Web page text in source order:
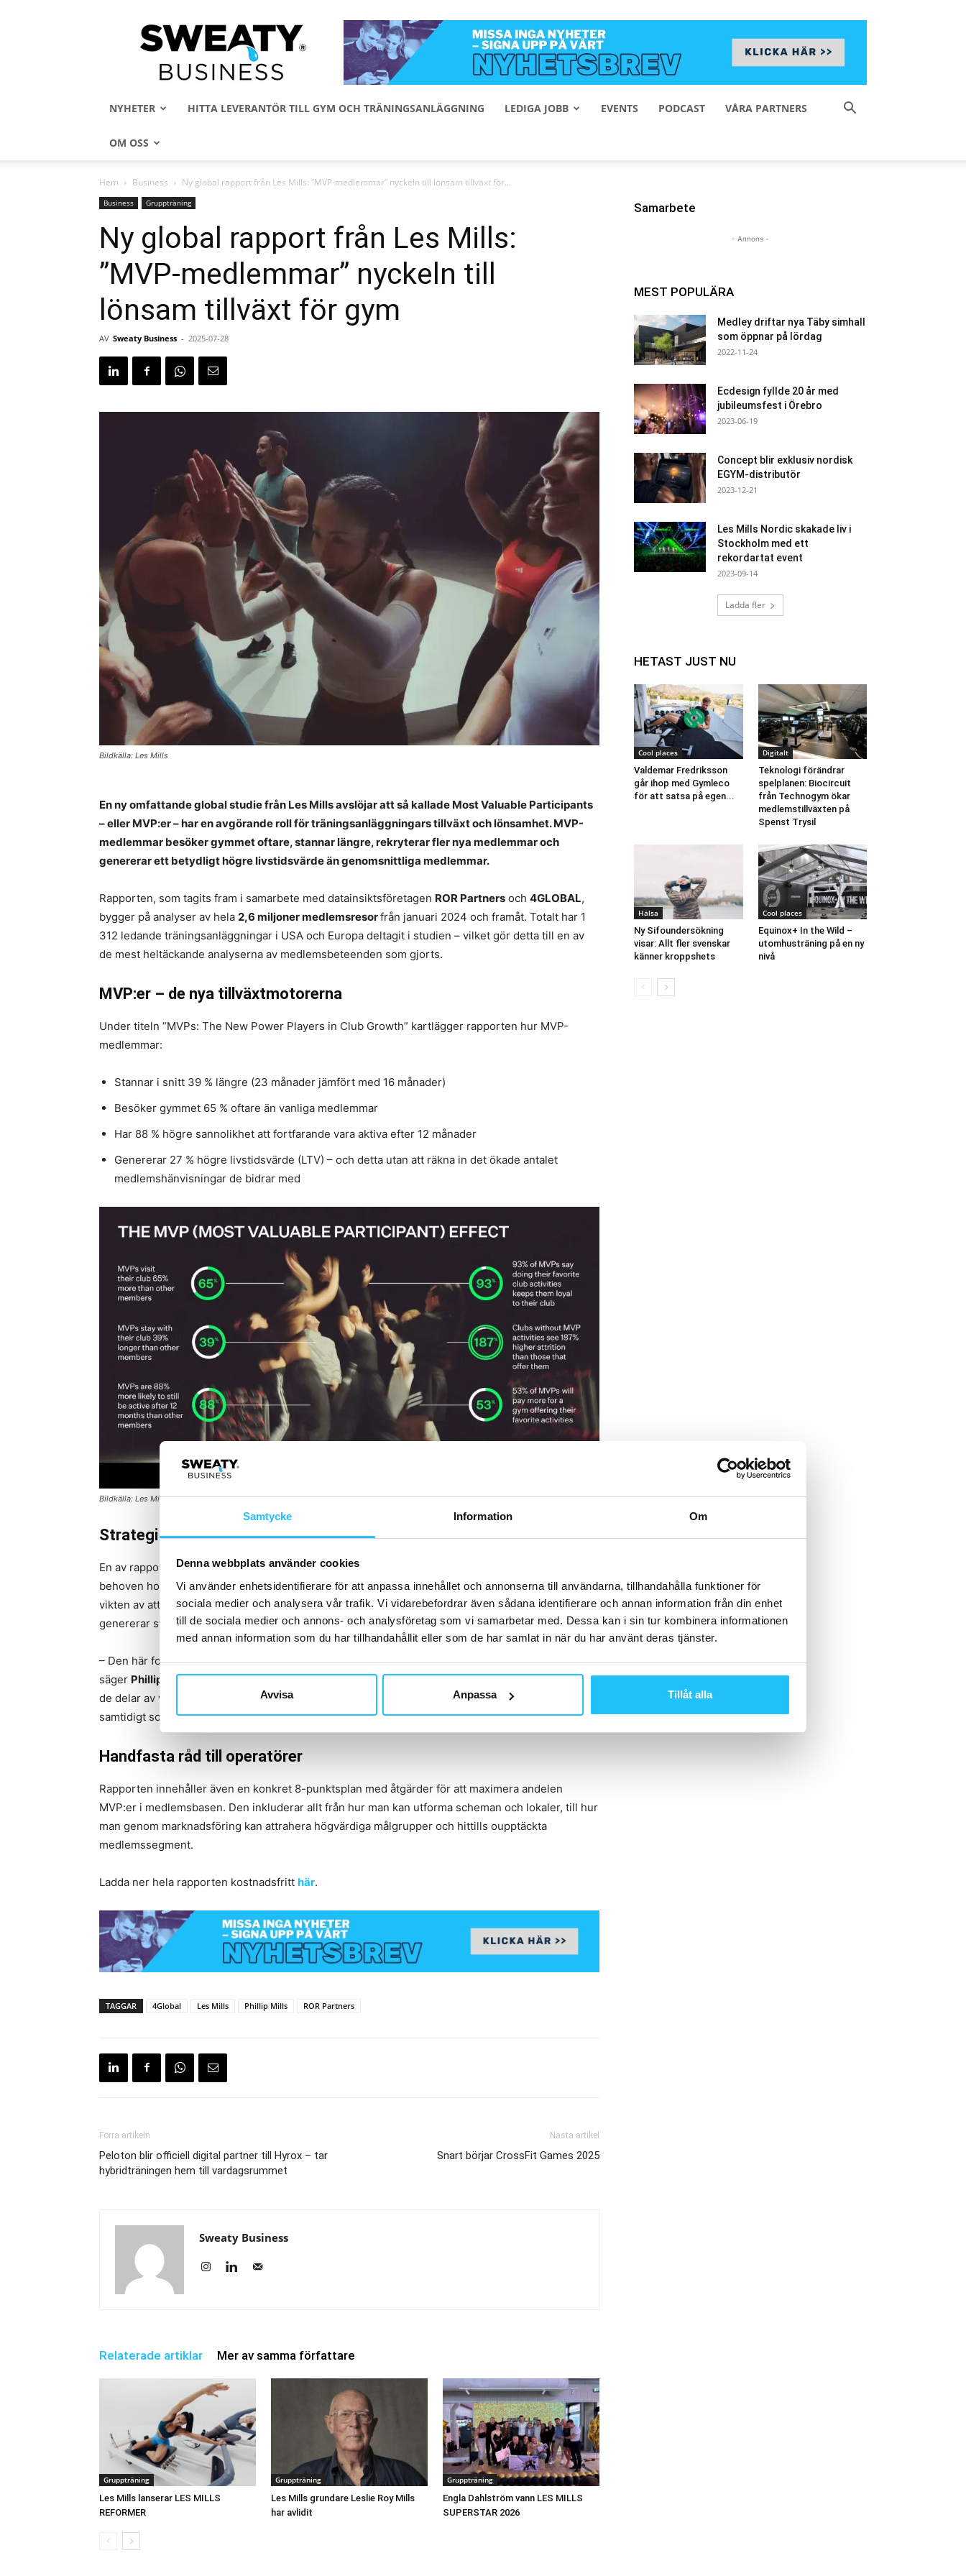
Samtycke Information Om
Denna webbplats använder cookies
Vi använder enhetsidentifierare för att anpassa innehållet och annonserna till användarna, tillhandahålla funktioner för
sociala medier och analysera vår trafik. Vi vidarebefordrar även sådana identifierare och annan information från din enhet
till de sociala medier och annons- och analysföretag som vi samarbetar med. Dessa kan i sin tur kombinera informationen
med annan information som du har tillhandahållit eller som de har samlat in när du har använt deras tjänster.
Avvisa Anpassa Tillåt alla
Sweaty
Business
NYHETER HITTA LEVERANTÖR TILL GYM OCH TRÄNINGSANLÄGGNING LEDIGA JOBB EVENTS PODCAST VÅRA PARTNERS
OM OSS
Hem Business Ny global rapport från Les Mills: ”MVP-medlemmar” nyckeln till lönsam tillväxt för...
Business Gruppträning
Ny global rapport från Les Mills:
”MVP-medlemmar” nyckeln till
lönsam tillväxt för gym
AV Sweaty Business - 2025-07-28
Bildkälla: Les Mills
En ny omfattande global studie från Les Mills avslöjar att så kallade Most Valuable Participants
– eller MVP:er – har en avgörande roll för träningsanläggningars tillväxt och lönsamhet. MVP-
medlemmar besöker gymmet oftare, stannar längre, rekryterar fler nya medlemmar och
genererar ett betydligt högre livstidsvärde än genomsnittliga medlemmar.
Rapporten, som tagits fram i samarbete med datainsiktsföretagen ROR Partners och 4GLOBAL,
bygger på analyser av hela 2,6 miljoner medlemsresorfrån januari 2024 och framåt. Totalt har 1
312 ledande träningsanläggningar i USA och Europa deltagit i studien – vilket gör detta till en av
de mest heltäckande analyserna av medlemsbeteenden som gjorts.
MVP:er – de nya tillväxtmotorerna
Under titeln ”MVPs: The New Power Players in Club Growth” kartlägger rapporten hur MVP-
medlemmar:
Stannar i snitt 39 % längre (23 månader jämfört med 16 månader)
Besöker gymmet 65 % oftare än vanliga medlemmar
Har 88 % högre sannolikhet att fortfarande vara aktiva efter 12 månader
Genererar 27 % högre livstidsvärde (LTV) – och detta utan att räkna in det ökade antalet
medlemshänvisningar de bidrar med
Bildkälla: Les Mills
Strategi för hållbar tillväxt
En av rapportens viktigaste slutsatser är vikten av att utforma verksamheten så att den möter
behoven hos MVP-segmentet. I takt med att kostnader för lokalytor ökar pekar studien särskilt på
vikten av att optimera varje kvadratmeter – och att satsa på de delar av verksamheten som
genererar störst bidragsmarginal per ytenhet.
– Den här forskningen ger gymägare ett tydligt, datadrivet recept på hur de kan växa långsiktigt,
säger Phillip Mills, VD för Les Mills International. Genom att fokusera på MVP-medlemmarna och
de delar av verksamheten som bäst tjänar dem, kan man öka både retention och yteffektivitet,
samtidigt som man bygger ett framtidssäkrat träningscommunity.
Handfasta råd till operatörer
Rapporten innehåller även en konkret 8-punktsplan med åtgärder för att maximera andelen
MVP:er i medlemsbasen. Den inkluderar allt från hur man kan utforma scheman och lokaler, till hur
man genom marknadsföring kan attrahera högvärdiga målgrupper och hittills oupptäckta
medlemssegment.
Ladda ner hela rapporten kostnadsfritt här.
TAGGAR 4Global Les Mills Phillip Mills ROR Partners
Förra artikeln
Peloton blir officiell digital partner till Hyrox – tar
hybridträningen hem till vardagsrummet
Nästa artikel
Snart börjar CrossFit Games 2025
Sweaty Business
Relaterade artiklar Mer av samma författare
Gruppträning
Les Mills lanserar LES MILLS
REFORMER
Gruppträning
Les Mills grundare Leslie Roy Mills
har avlidit
Gruppträning
Engla Dahlström vann LES MILLS
SUPERSTAR 2026
Samarbete
- Annons -
MEST POPULÄRA
Medley driftar nya Täby simhall
som öppnar på lördag
2022-11-24
Ecdesign fyllde 20 år med
jubileumsfest i Örebro
2023-06-19
Concept blir exklusiv nordisk
EGYM-distributör
2023-12-21
Les Mills Nordic skakade liv i
Stockholm med ett
rekordartat event
2023-09-14
Ladda fler
HETAST JUST NU
Cool places
Valdemar Fredriksson
går ihop med Gymleco
för att satsa på egen...
Digitalt
Teknologi förändrar
spelplanen: Biocircuit
från Technogym ökar
medlemstillväxten på
Spenst Trysil
Hälsa
Ny Sifoundersökning
visar: Allt fler svenskar
känner kroppshets
Cool places
Equinox+ In the Wild –
utomhusträning på en ny
nivå